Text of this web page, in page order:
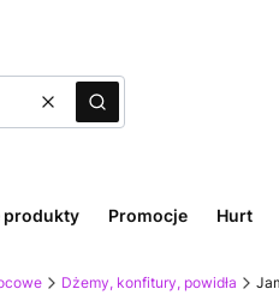
WyczyśćSzukaj
produkty Promocje Hurt
Dżemy, konfitury, powidła